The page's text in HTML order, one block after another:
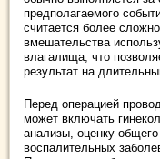
предполагаемого
считается более
вмешательства
влагалища, что
результат на
Перед операцией
может включать
анализы, оценку
воспалительных